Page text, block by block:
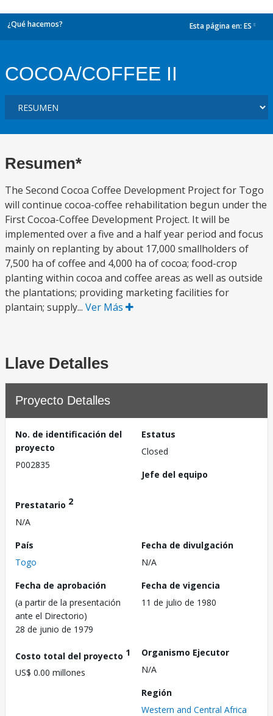
¿Qué hacemos? Esta página en: ES
COCOA/COFFEE II
Resumen*
The Second Cocoa Coffee Development Project for Togo
will continue cocoa-coffee rehabilitation begun under the
First Cocoa-Coffee Development Project. It will be
implemented over a five and a half year period and focus
mainly on replanting by about 17,000 smallholders of
7,500 ha of coffee and 4,000 ha of cocoa; food-crop
planting within cocoa and coffee areas as well as outside
the plantations; providing marketing facilities for
plantain; supply... Ver Más
Llave Detalles
Proyecto Detalles
No. de identificación del
proyecto
P002835
Estatus
Closed
Jefe del equipo
Prestatario 2
N/A
País
Togo
Fecha de divulgación
N/A
Fecha de aprobación
(a partir de la presentación
ante el Directorio)
28 de junio de 1979
Fecha de vigencia
11 de julio de 1980
Costo total del proyecto 1
US$ 0.00 millones
Organismo Ejecutor
N/A
Región
Western and Central Africa